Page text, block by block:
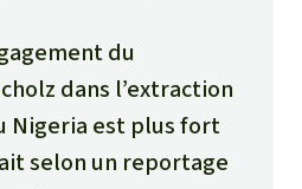
du
dans l’extraction
Nigeria est plus fort
selon un reportage